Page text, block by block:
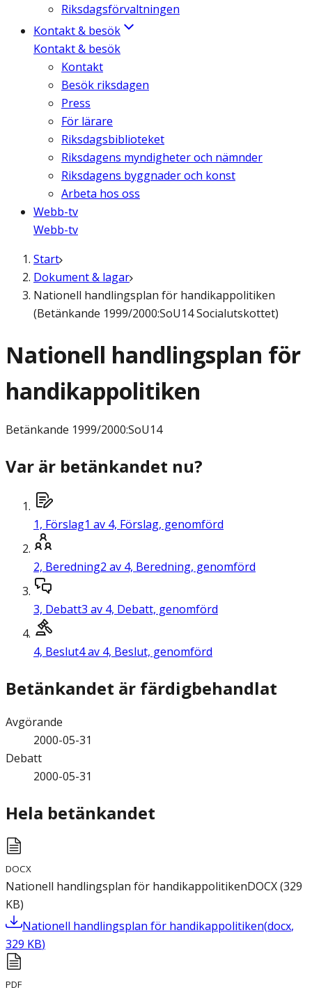
Riksdagsförvaltningen
Kontakt & besök
Kontakt & besök
Kontakt
Besök riksdagen
Press
För lärare
Riksdagsbiblioteket
Riksdagens myndigheter och nämnder
Riksdagens byggnader och konst
Arbeta hos oss
Webb-tv
Webb-tv
Start
Dokument & lagar
Nationell handlingsplan för handikappolitiken
(Betänkande 1999/2000:SoU14 Socialutskottet)
Nationell handlingsplan för
handikappolitiken
Betänkande 1999/2000:SoU14
Var är betänkandet nu?
1, Förslag1 av 4, Förslag, genomförd
2, Beredning2 av 4, Beredning, genomförd
3, Debatt3 av 4, Debatt, genomförd
4, Beslut4 av 4, Beslut, genomförd
Betänkandet är färdigbehandlat
Avgörande
2000-05-31
Debatt
2000-05-31
Hela betänkandet
DOCX
Nationell handlingsplan för handikappolitikenDOCX(329
KB)
Nationell handlingsplan för handikappolitiken(docx,
329 KB)
PDF